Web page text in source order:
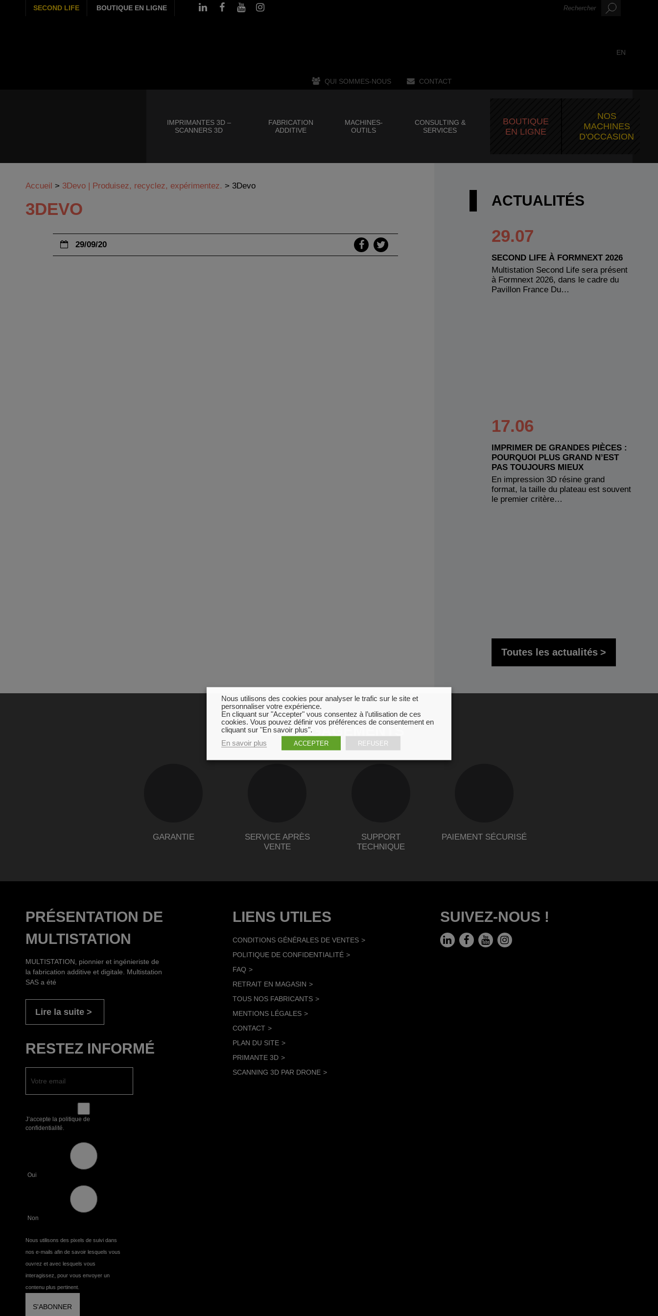
SECOND LIFE BOUTIQUE EN LIGNE
QUI SOMMES-NOUS CONTACT
EN
IMPRIMANTES 3D –
SCANNERS 3D
FABRICATION
ADDITIVE
MACHINES-
OUTILS
CONSULTING &
SERVICES
BOUTIQUE
EN LIGNE
NOS
MACHINES
D'OCCASION
Accueil > 3Devo | Produisez, recyclez, expérimentez. > 3Devo
3DEVO
29/09/20
ACTUALITÉS
29.07
SECOND LIFE À FORMNEXT 2026
Multistation Second Life sera présent
à Formnext 2026, dans le cadre du
Pavillon France Du…
17.06
IMPRIMER DE GRANDES PIÈCES :
POURQUOI PLUS GRAND N’EST
PAS TOUJOURS MIEUX
En impression 3D résine grand
format, la taille du plateau est souvent
le premier critère…
Toutes les actualités
NOS ENGAGEMENTS
GARANTIE
SERVICE APRÈS
VENTE
SUPPORT
TECHNIQUE
PAIEMENT SÉCURISÉ
PRÉSENTATION DE
MULTISTATION
MULTISTATION, pionnier et ingénieriste de
la fabrication additive et digitale. Multistation
SAS a été
Lire la suite
RESTEZ INFORMÉ
J’accepte la politique de
confidentialité.
Oui
Non
Nous utilisons des pixels de suivi dans
nos e-mails afin de savoir lesquels vous
ouvrez et avec lesquels vous
interagissez, pour vous envoyer un
contenu plus pertinent.
LIENS UTILES
CONDITIONS GÉNÉRALES DE VENTES
POLITIQUE DE CONFIDENTIALITÉ
FAQ
RETRAIT EN MAGASIN
TOUS NOS FABRICANTS
MENTIONS LÉGALES
CONTACT
PLAN DU SITE
PRIMANTE 3D
SCANNING 3D PAR DRONE
SUIVEZ-NOUS !
Nous utilisons des cookies pour analyser le trafic sur le site et
personnaliser votre expérience.
En cliquant sur "Accepter" vous consentez à l’utilisation de ces
cookies. Vous pouvez définir vos préférences de consentement en
cliquant sur "En savoir plus".
En savoir plus
ACCEPTER REFUSER